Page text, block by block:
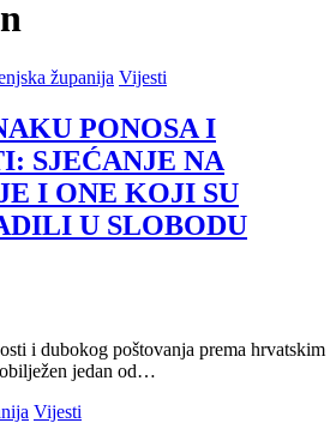
županija Vijesti
PONOSA I
SJEĆANJE NA
I ONE KOJI SU
U SLOBODU
i dubokog poštovanja prema hrvatskim
jedan od…
Vijesti